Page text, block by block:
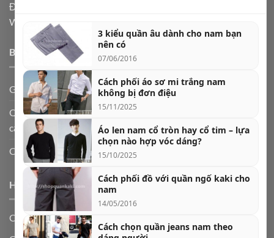
Điện thoại:
Website: Shopdonam.com
BÀI VIẾT MỚI
Giày lười nam da bò – biểu tượng của sự lịch lãm
Quần jogger nam và 5 cách phối đồ cực chất theo từng hoàn
cảnh
Cách chọn quần jeans nam theo dáng người
HƯỚNG DẪN CHỌN QUẦN ÁO NAM
Cách chọn size quần áo nam P1
3 kiểu quần âu dành cho nam bạn
nên có
07/06/2016
Cách phối áo sơ mi trắng nam
không bị đơn điệu
15/11/2025
Áo len nam cổ tròn hay cổ tim – lựa
chọn nào hợp vóc dáng?
15/10/2025
Cách phối đồ với quần ngố kaki cho
nam
14/05/2016
Cách chọn quần jeans nam theo